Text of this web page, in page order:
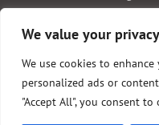
We value your privacy
We use cookies to
personalized ads or
"Accept All", you consent